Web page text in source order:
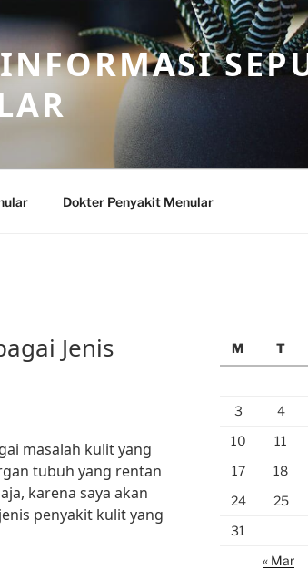
Dokter Penyakit Menular
Jenis
masalah kulit yang
tubuh yang rentan
karena saya akan
penyakit kulit yang
M
T
3
4
10
11
17
18
24
25
31
« Mar